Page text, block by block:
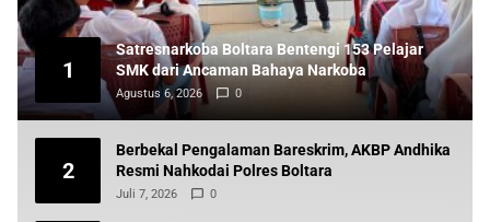
1
Satresnarkoba Boltara Bentengi 153 Pelajar
SMK dari Ancaman Bahaya Narkoba
Agustus 6, 2026 0
2
Berbekal Pengalaman Bareskrim, AKBP Andhika
Resmi Nahkodai Polres Boltara
Juli 7, 2026 0